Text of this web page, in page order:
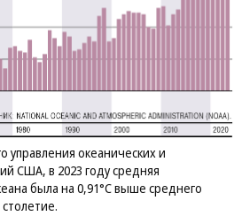
океанических и
США, в 2023 году средняя
была на 0,91°C выше среднего